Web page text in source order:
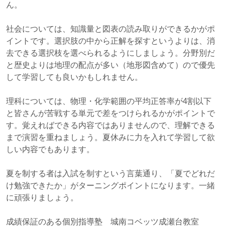
ん。
社会については、知識量と図表の読み取りができるかがポ
イントです。選択肢の中から正解を探すというよりは、消
去できる選択枝を選べられるようにしましょう。分野別だ
と歴史よりは地理の配点が多い（地形図含めて）ので優先
して学習しても良いかもしれません。
理科については、物理・化学範囲の平均正答率が4割以下
と皆さんが苦戦する単元で差をつけられるかがポイントで
す。覚えればできる内容ではありませんので、理解できる
まで演習を重ねましょう。夏休みに力を入れて学習して欲
しい内容でもあります。
夏を制する者は入試を制すという言葉通り、「夏でどれだ
け勉強できたか」がターニングポイントになります。一緒
に頑張りましょう。
成績保証のある個別指導塾 城南コベッツ成瀬台教室